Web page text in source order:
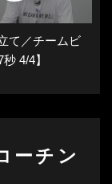
て／チームビ
4/4】
ーチン